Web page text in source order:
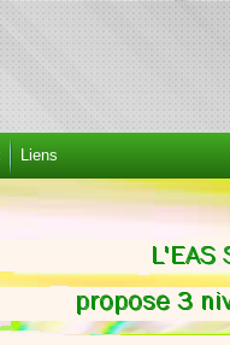
Liens